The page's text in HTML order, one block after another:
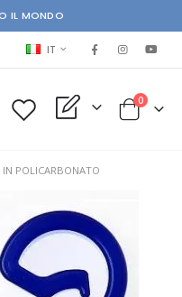
IL MONDO
LINGUA
IT
My Quote Cart
0elementi
POLICARBONATO